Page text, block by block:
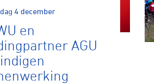
4 december
en
AGU